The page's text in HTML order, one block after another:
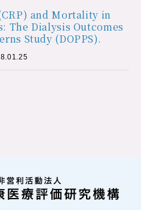
and Mortality in
The Dialysis Outcomes
Study (DOPPS).